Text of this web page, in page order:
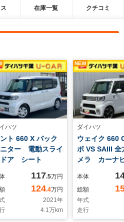
在庫一覧 クチコミ
ハツ
ト 660 X バック
ター 電動スライ
ドア シート
117.5万円
124.4万円
2021年
4.1万km
NEW
ダイハツ
ウェイク 660
ボ VS SAIII 全
メラ カーナ
本体
総額
年式
走行